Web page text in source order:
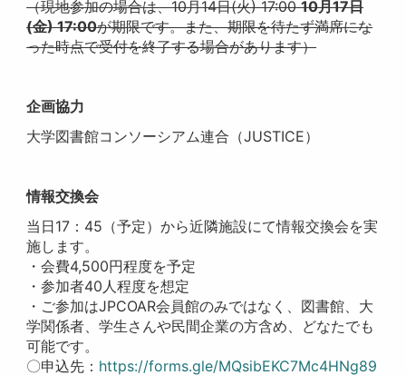
（現地参加の場合は、10月14日(火) 17:0010月17日
(金) 17:00が期限です。また、期限を待たず満席にな
った時点で受付を終了する場合があります）
企画協力
大学図書館コンソーシアム連合（JUSTICE）
情報交換会
当日17：45（予定）から近隣施設にて情報交換会を実
施します。
・会費4,500円程度を予定
・参加者40人程度を想定
・ご参加はJPCOAR会員館のみではなく、図書館、大
学関係者、学生さんや民間企業の方含め、どなたでも
可能です。
〇申込先： https://forms.gle/MQsibEKC7Mc4HNg89